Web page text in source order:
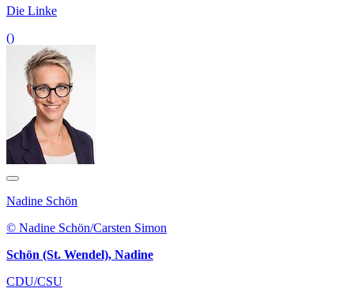
Die Linke
()
Nadine Schön
© Nadine Schön/Carsten Simon
Schön (St. Wendel), Nadine
CDU/CSU